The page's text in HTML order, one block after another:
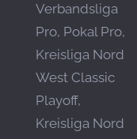
Verbandsliga
Pro, Pokal Pro,
Kreisliga Nord-
West Classic
Playoff,
Kreisliga Nord-